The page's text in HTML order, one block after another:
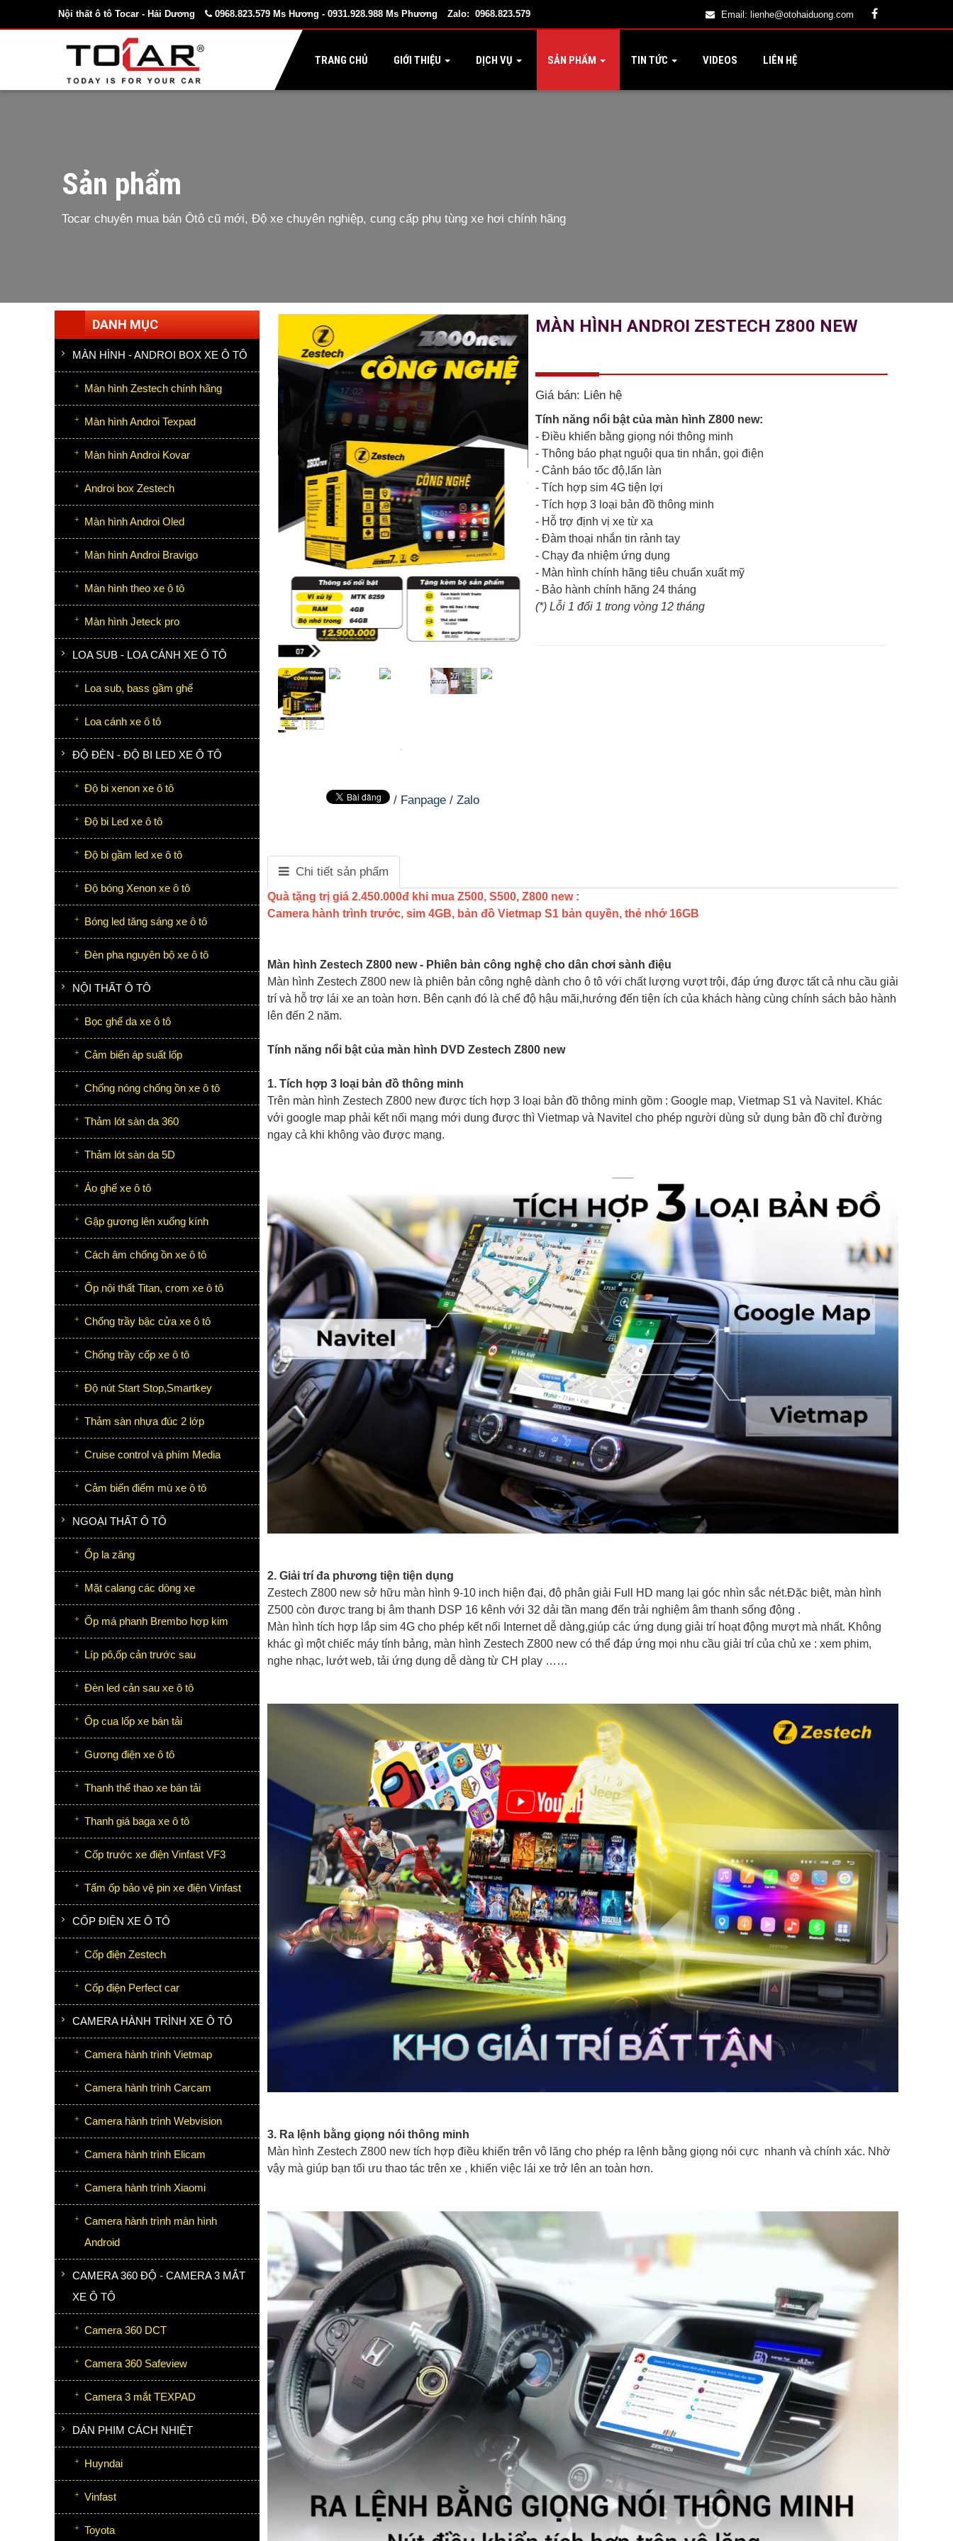
Email: lienhe@otohaiduong.com
Nội thất ô tô Tocar - Hải Dương 0968.823.579 Ms Hương - 0931.928.988 Ms Phương Zalo: 0968.823.579
TRANG CHỦ GIỚI THIỆU DỊCH VỤ SẢN PHẨM TIN TỨC VIDEOS LIÊN HỆ
Sản phẩm
Tocar chuyên mua bán Ôtô cũ mới, Độ xe chuyên nghiệp, cung cấp phụ tùng xe hơi chính hãng
/ Fanpage /Zalo
MÀN HÌNH ANDROI ZESTECH Z800 NEW
Giá bán: Liên hệ
Tính năng nổi bật của màn hình Z800 new:
- Điều khiển bằng giọng nói thông minh
- Thông báo phạt nguội qua tin nhắn, gọi điện
- Cảnh báo tốc độ,lấn làn
- Tích hợp sim 4G tiện lợi
- Tích hợp 3 loại bản đồ thông minh
- Hỗ trợ định vị xe từ xa
- Đàm thoại nhắn tin rảnh tay
- Chạy đa nhiệm ứng dụng
- Màn hình chính hãng tiêu chuẩn xuất mỹ
- Bảo hành chính hãng 24 tháng
(*) Lỗi 1 đổi 1 trong vòng 12 tháng
Chi tiết sản phẩm
Quà tặng trị giá 2.450.000đ khi mua Z500, S500, Z800 new :
Camera hành trình trước, sim 4GB, bản đồ Vietmap S1 bản quyền, thẻ nhớ 16GB
Màn hình Zestech Z800 new - Phiên bản công nghệ cho dân chơi sành điệu
Màn hình Zestech Z800 new là phiên bản công nghệ dành cho ô tô với chất lượng vượt trội, đáp ứng được tất cả nhu cầu giải
trí và hỗ trợ lái xe an toàn hơn. Bên cạnh đó là chế độ hậu mãi,hướng đến tiện ích của khách hàng cùng chính sách bảo hành
lên đến 2 năm.
Tính năng nổi bật của màn hình DVD Zestech Z800 new
1. Tích hợp 3 loại bản đồ thông minh
Trên màn hình Zestech Z800 new được tích hợp 3 loại bản đồ thông minh gồm : Google map, Vietmap S1 và Navitel. Khác
với google map phải kết nối mạng mới dung được thì Vietmap và Navitel cho phép người dùng sử dụng bản đồ chỉ đường
ngay cả khi không vào được mạng.
2. Giải trí đa phương tiện tiện dụng
Zestech Z800 new sở hữu màn hình 9-10 inch hiện đại, độ phân giải Full HD mang lại góc nhìn sắc nét.Đặc biệt, màn hình
Z500 còn được trang bị âm thanh DSP 16 kênh với 32 dải tần mang đến trải nghiệm âm thanh sống động .
Màn hình tích hợp lắp sim 4G cho phép kết nối Internet dễ dàng,giúp các ứng dụng giải trí hoạt động mượt mà nhất. Không
khác gì một chiếc máy tính bảng, màn hình Zestech Z800 new có thể đáp ứng mọi nhu cầu giải trí của chủ xe : xem phim,
nghe nhạc, lướt web, tải ứng dụng dễ dàng từ CH play ……
3. Ra lệnh bằng giọng nói thông minh
Màn hình Zestech Z800 new tích hợp điều khiển trên vô lăng cho phép ra lệnh bằng giọng nói cực nhanh và chính xác. Nhờ
vậy mà giúp bạn tối ưu thao tác trên xe , khiến việc lái xe trở lên an toàn hơn.
DANH MỤC
MÀN HÌNH - ANDROI BOX XE Ô TÔ
Màn hình Zestech chính hãng
Màn hình Androi Texpad
Màn hình Androi Kovar
Androi box Zestech
Màn hình Androi Oled
Màn hình Androi Bravigo
Màn hình theo xe ô tô
Màn hình Jeteck pro
LOA SUB - LOA CÁNH XE Ô TÔ
Loa sub, bass gầm ghế
Loa cánh xe ô tô
ĐỘ ĐÈN - ĐỘ BI LED XE Ô TÔ
Độ bi xenon xe ô tô
Độ bi Led xe ô tô
Độ bi gầm led xe ô tô
Độ bóng Xenon xe ô tô
Bóng led tăng sáng xe ô tô
Đèn pha nguyên bộ xe ô tô
NỘI THẤT Ô TÔ
Bọc ghế da xe ô tô
Cảm biến áp suất lốp
Chống nóng chống ồn xe ô tô
Thảm lót sàn da 360
Thảm lót sàn da 5D
Áo ghế xe ô tô
Gập gương lên xuống kính
Cách âm chống ồn xe ô tô
Ốp nội thất Titan, crom xe ô tô
Chống trầy bậc cửa xe ô tô
Chống trầy cốp xe ô tô
Độ nút Start Stop,Smartkey
Thảm sàn nhựa đúc 2 lớp
Cruise control và phím Media
Cảm biến điểm mù xe ô tô
NGOẠI THẤT Ô TÔ
Ốp la zăng
Mặt calang các dòng xe
Ốp má phanh Brembo hợp kim
Líp pô,ốp cản trước sau
Đèn led cản sau xe ô tô
Ốp cua lốp xe bán tải
Gương điện xe ô tô
Thanh thể thao xe bán tải
Thanh giá baga xe ô tô
Cốp trước xe điện Vinfast VF3
Tấm ốp bảo vệ pin xe điện Vinfast
CỐP ĐIỆN XE Ô TÔ
Cốp điện Zestech
Cốp điện Perfect car
CAMERA HÀNH TRÌNH XE Ô TÔ
Camera hành trình Vietmap
Camera hành trình Carcam
Camera hành trình Webvision
Camera hành trình Elicam
Camera hành trình Xiaomi
Camera hành trình màn hình
Android
CAMERA 360 ĐỘ - CAMERA 3 MẮT
XE Ô TÔ
Camera 360 DCT
Camera 360 Safeview
Camera 3 mắt TEXPAD
DÁN PHIM CÁCH NHIỆT
Huyndai
Vinfast
Toyota